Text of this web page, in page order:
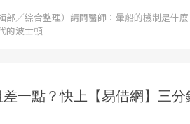
部／綜合整理）請問醫師：暈船的機制是什
的波士頓